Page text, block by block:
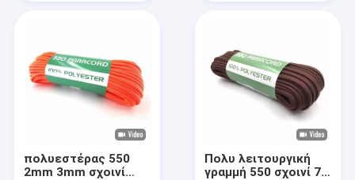
πολυεστέρας 550
2mm 3mm σχοινί
Πολυ λειτουργική
γραμμή 550 σχοινί 7